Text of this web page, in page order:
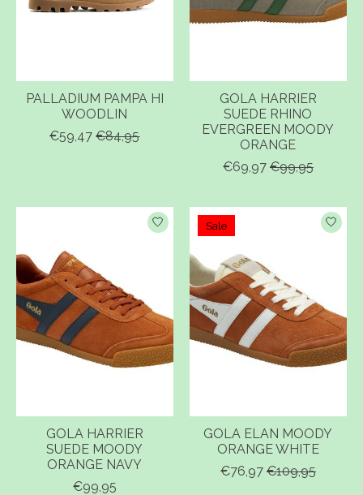
PALLADIUM PAMPA HI
WOODLIN
€59,47 €84,95
GOLA HARRIER
SUEDE RHINO
EVERGREEN MOODY
ORANGE
€69,97 €99,95
GOLA HARRIER
SUEDE MOODY
ORANGE NAVY
€99,95
Sale
GOLA ELAN MOODY
ORANGE WHITE
€76,97 €109,95